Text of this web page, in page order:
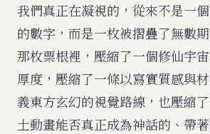
我們真正在凝視的，從來不是一
的數字，而是一枚被摺疊了無數
那枚票根裡，壓縮了一個修仙宇
厚度，壓縮了一條以寫實質感與
義東方玄幻的視覺路線，也壓縮
土動畫能否真正成為神話的、帶